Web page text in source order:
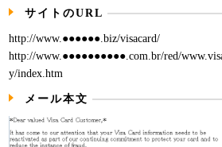
サイトのURL
http://www.●●●●●●.biz/visacard/
http://www.●●●●●●●●●●.com.br/red/
y/index.htm
メール本文